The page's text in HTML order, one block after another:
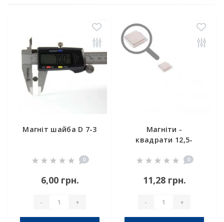
Магніт шайба D 7-3
0
6,00 грн.
- +
Магніти -
квадрати 12,5-
0
11,28 грн.
- +